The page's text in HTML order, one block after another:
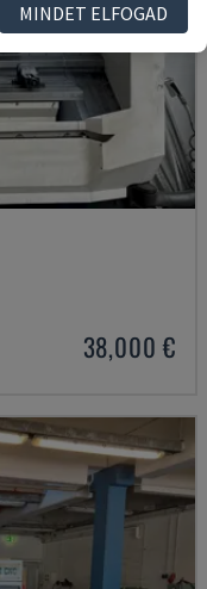
38,000 €
MINDET ELFOGAD